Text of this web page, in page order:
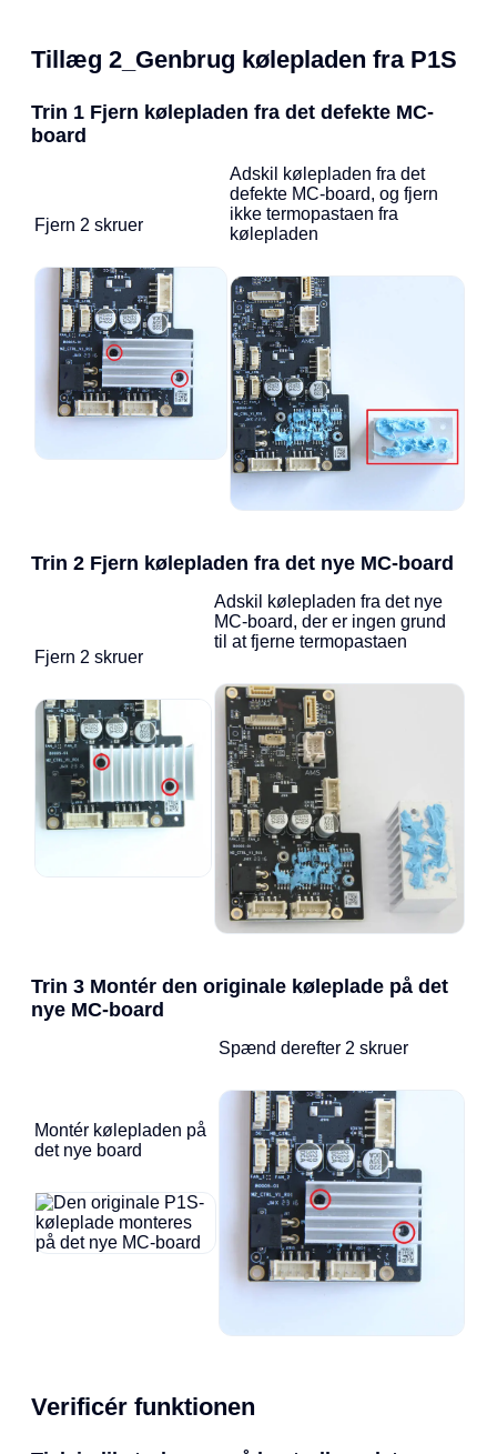
Tillæg 2_Genbrug kølepladen fra P1S
Trin 1 Fjern kølepladen fra det defekte MC-
board
Fjern 2 skruer
Adskil kølepladen fra det
defekte MC-board, og fjern
ikke termopastaen fra
kølepladen
Trin 2 Fjern kølepladen fra det nye MC-board
Fjern 2 skruer
Adskil kølepladen fra det nye
MC-board, der er ingen grund
til at fjerne termopastaen
Trin 3 Montér den originale køleplade på det
nye MC-board
Montér kølepladen på
det nye board
Spænd derefter 2 skruer
Verificér funktionen